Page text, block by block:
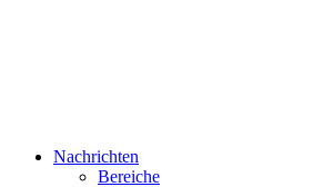
Nachrichten
Bereiche